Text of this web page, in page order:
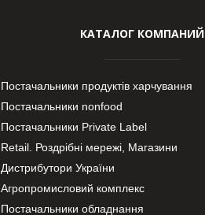
КАТАЛОГ КОМПАНИЙ
Постачальники продуктів харчування
Постачальники nonfood
Постачальники Private Label
Retail. Роздрібні мережі, Магазини
Дистрибутори України
Агропромисловий комплекс
Постачальники обладнання